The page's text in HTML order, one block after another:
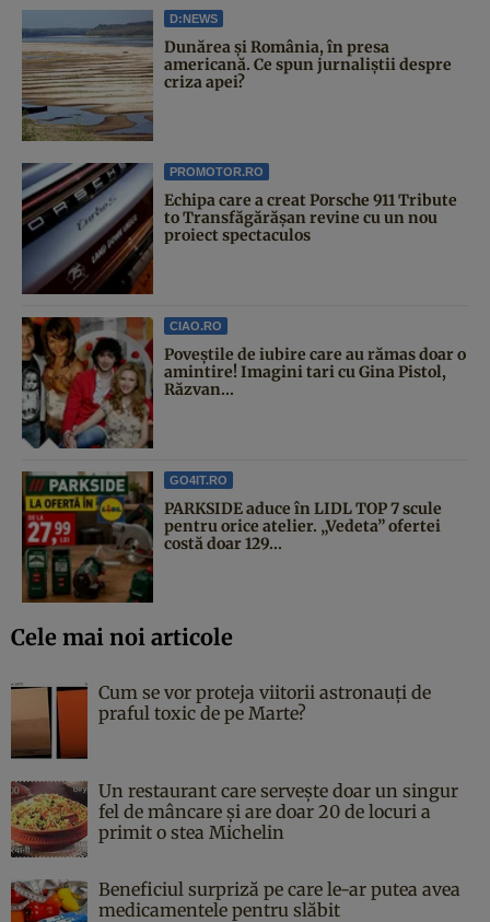
D:NEWS
Dunărea și România, în presa
americană. Ce spun jurnaliștii despre
criza apei?
PROMOTOR.RO
Echipa care a creat Porsche 911 Tribute
to Transfăgărășan revine cu un nou
proiect spectaculos
CIAO.RO
Poveştile de iubire care au rămas doar o
amintire! Imagini tari cu Gina Pistol,
Răzvan...
GO4IT.RO
PARKSIDE aduce în LIDL TOP 7 scule
pentru orice atelier. „Vedeta” ofertei
costă doar 129...
Cele mai noi articole
Cum se vor proteja viitorii astronauți de
praful toxic de pe Marte?
Un restaurant care servește doar un singur
fel de mâncare și are doar 20 de locuri a
primit o stea Michelin
Beneficiul surpriză pe care le-ar putea avea
medicamentele pentru slăbit